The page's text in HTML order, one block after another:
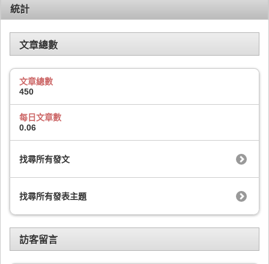
統計
文章總數
文章總數
450
每日文章數
0.06
找尋所有發文
找尋所有發表主題
訪客留言